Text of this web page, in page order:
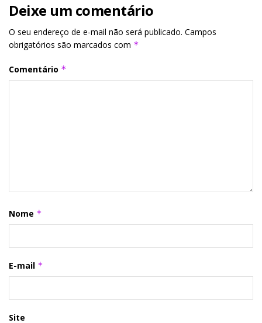
Deixe um comentário
O seu endereço de e-mail não será publicado. Campos
obrigatórios são marcados com *
Comentário *
Nome *
E-mail *
Site